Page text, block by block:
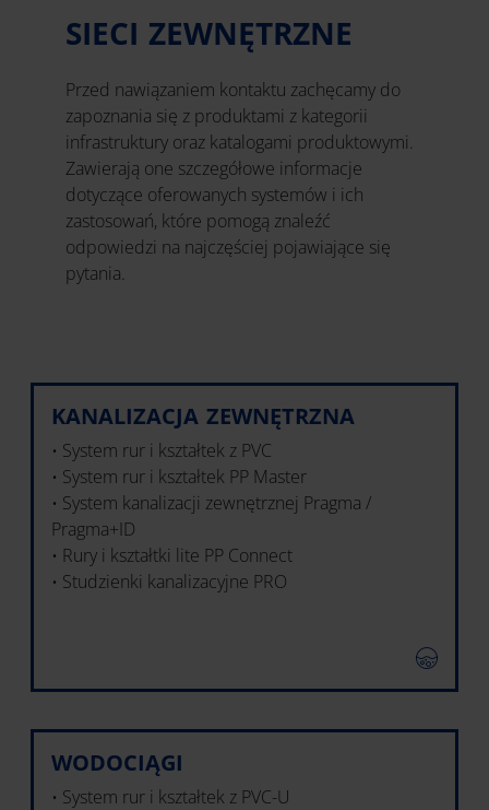
SIECI ZEWNĘTRZNE
Przed nawiązaniem kontaktu zachęcamy do
zapoznania się z produktami z kategorii
infrastruktury oraz katalogami produktowymi.
Zawierają one szczegółowe informacje
dotyczące oferowanych systemów i ich
zastosowań, które pomogą znaleźć
odpowiedzi na najczęściej pojawiające się
pytania.
KANALIZACJA ZEWNĘTRZNA
• System rur i kształtek z PVC
• System rur i kształtek PP Master
• System kanalizacji zewnętrznej Pragma /
Pragma+ID
• Rury i kształtki lite PP Connect
• Studzienki kanalizacyjne PRO
WODOCIĄGI
• System rur i kształtek z PVC-U